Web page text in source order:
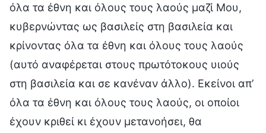
όλα τα έθνη και όλους τους λαούς μαζί Μου,
κυβερνώντας ως βασιλείς στη βασιλεία και
κρίνοντας όλα τα έθνη και όλους τους λαούς
(αυτό αναφέρεται στους πρωτότοκους υιούς
στη βασιλεία και σε κανέναν άλλο). Εκείνοι απ’
όλα τα έθνη και όλους τους λαούς, οι οποίοι
έχουν κριθεί κι έχουν μετανοήσει, θα